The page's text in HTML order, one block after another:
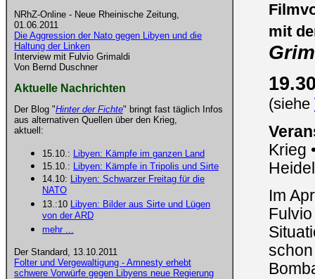
NRhZ-Online - Neue Rheinische Zeitung,
01.06.2011
Die Aggression der Nato gegen Libyen und die
Haltung der Linken
Interview mit Fulvio Grimaldi
Von Bernd Duschner
Aktuelle Nachrichten
Der Blog "Hinter der Fichte" bringt fast täglich Infos
aus alternativen Quellen über den Krieg,
aktuell:
15.10.:
Libyen: Kämpfe im ganzen Land
15.10.:
Libyen: Kämpfe in Tripolis und Sirte
14.10:
Libyen: Schwarzer Freitag für die
NATO
13.:10 Libyen: Bilder aus Sirte und Lügen
von der ARD
mehr ...
Der Standard, 13.10.2011
Folter und Vergewaltigung - Amnesty erhebt
schwere Vorwürfe gegen Libyens neue Regierung
mit
(siehe
Krieg
Im